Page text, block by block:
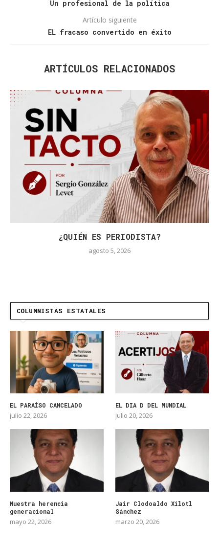
Un profesional de la política
Artículo siguiente
EL fracaso convertido en éxito
ARTÍCULOS RELACIONADOS
¿QUIÉN ES PERIODISTA?
agosto 5, 2026
COLUMNISTAS ESTATALES
EL PARAÍSO CANCELADO
julio 22, 2026
EL DIA D DEL MUNDIAL
julio 20, 2026
Nuestra herencia
generacional
mayo 22, 2026
Jair Clodoaldo Xilotl
Sánchez
marzo 20, 2026